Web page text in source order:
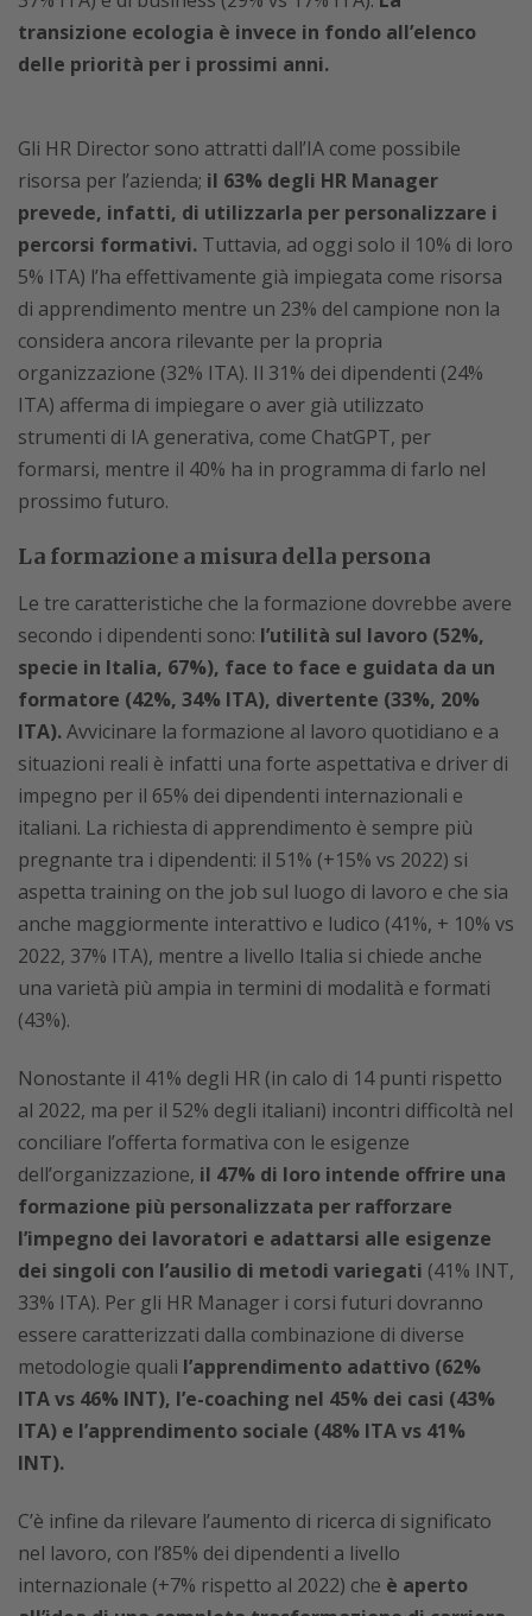
transizione ecologia è invece in fondo all’elenco
delle priorità per i prossimi anni.
Gli HR Director sono attratti dall’IA come possibile
risorsa per l’azienda; il 63% degli HR Manager
prevede, infatti, di utilizzarla per personalizzare i
percorsi formativi. Tuttavia, ad oggi solo il 10% di loro
5% ITA) l’ha effettivamente già impiegata come risorsa
di apprendimento mentre un 23% del campione non la
considera ancora rilevante per la propria
organizzazione (32% ITA). Il 31% dei dipendenti (24%
ITA) afferma di impiegare o aver già utilizzato
strumenti di IA generativa, come ChatGPT, per
formarsi, mentre il 40% ha in programma di farlo nel
prossimo futuro.
La formazione a misura della persona
Le tre caratteristiche che la formazione dovrebbe avere
secondo i dipendenti sono: l’utilità sul lavoro (52%,
specie in Italia, 67%), face to face e guidata da un
formatore (42%, 34% ITA), divertente (33%, 20%
ITA).Avvicinare la formazione al lavoro quotidiano e a
situazioni reali è infatti una forte aspettativa e driver di
impegno per il 65% dei dipendenti internazionali e
italiani. La richiesta di apprendimento è sempre più
pregnante tra i dipendenti: il 51% (+15% vs 2022) si
aspetta training on the job sul luogo di lavoro e che sia
anche maggiormente interattivo e ludico (41%, + 10% vs
2022, 37% ITA), mentre a livello Italia si chiede anche
una varietà più ampia in termini di modalità e formati
(43%).
Nonostante il 41% degli HR (in calo di 14 punti rispetto
al 2022, ma per il 52% degli italiani) incontri difficoltà nel
conciliare l’offerta formativa con le esigenze
dell’organizzazione, il 47% di loro intende offrire una
formazione più personalizzata per rafforzare
l’impegno dei lavoratori e adattarsi alle esigenze
dei singoli con l’ausilio di metodi variegati (41% INT,
33% ITA). Per gli HR Manager i corsi futuri dovranno
essere caratterizzati dalla combinazione di diverse
metodologie quali l’apprendimento adattivo (62%
ITA vs 46% INT), l’e-coaching nel 45% dei casi (43%
ITA) e l’apprendimento sociale (48% ITA vs 41%
INT).
C’è infine da rilevare l’aumento di ricerca di significato
nel lavoro, con l’85% dei dipendenti a livello
internazionale (+7% rispetto al 2022) che è aperto